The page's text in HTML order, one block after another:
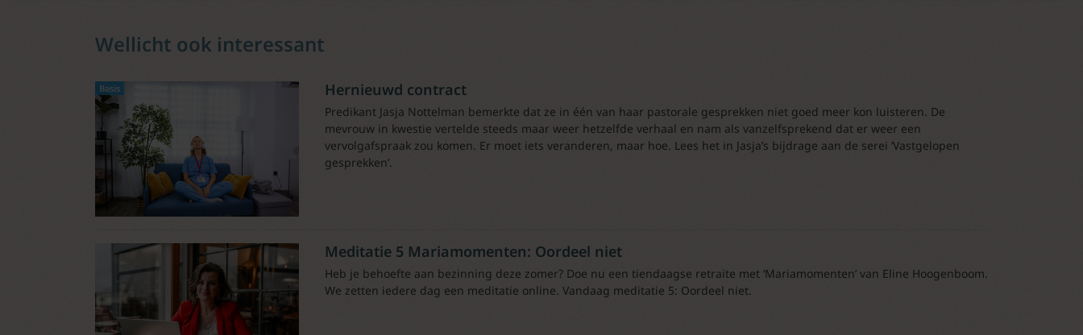
Wellicht ook interessant
Basis Hernieuwd contract
Predikant Jasja Nottelman bemerkte dat ze in één van haar pastorale gesprekken niet goed meer kon luisteren. De
mevrouw in kwestie vertelde steeds maar weer hetzelfde verhaal en nam als vanzelfsprekend dat er weer een
vervolgafspraak zou komen. Er moet iets veranderen, maar hoe. Lees het in Jasja’s bijdrage aan de serei ‘Vastgelopen
gesprekken’.
Meditatie 5 Mariamomenten: Oordeel niet
Heb je behoefte aan bezinning deze zomer? Doe nu een tiendaagse retraite met ‘Mariamomenten’ van Eline Hoogenboom.
We zetten iedere dag een meditatie online. Vandaag meditatie 5: Oordeel niet.